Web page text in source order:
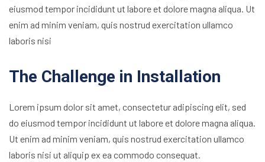
eiusmod tempor incididunt ut labore et dolore magna aliqua. Ut
enim ad minim veniam, quis nostrud exercitation ullamco
laboris nisi
The Challenge in Installation
Lorem ipsum dolor sit amet, consectetur adipiscing elit, sed
do eiusmod tempor incididunt ut labore et dolore magna aliqua.
Ut enim ad minim veniam, quis nostrud exercitation ullamco
laboris nisi ut aliquip ex ea commodo consequat.